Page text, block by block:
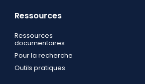
Ressources
Ressources
documentaires
Pour la recherche
Outils pratiques